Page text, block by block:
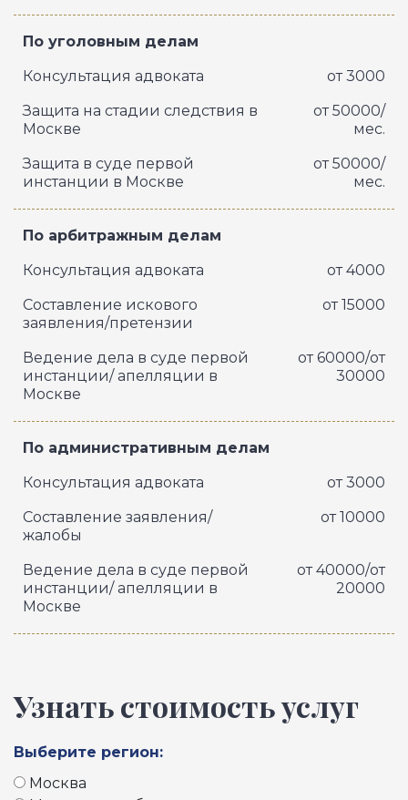
По уголовным делам
Консультация адвоката
от 3000
Защита на стадии следствия в
Москве
от 50000/
мес.
Защита в суде первой
инстанции в Москве
от 50000/
мес.
По арбитражным делам
Консультация адвоката
от 4000
Составление искового
заявления/претензии
от 15000
Ведение дела в суде первой
инстанции/ апелляции в
Москве
от 60000/от
30000
По административным делам
Консультация адвоката
от 3000
Составление заявления/
жалобы
от 10000
Ведение дела в суде первой
инстанции/ апелляции в
Москве
от 40000/от
20000
Узнать стоимость услуг
Выберите регион:
Москва